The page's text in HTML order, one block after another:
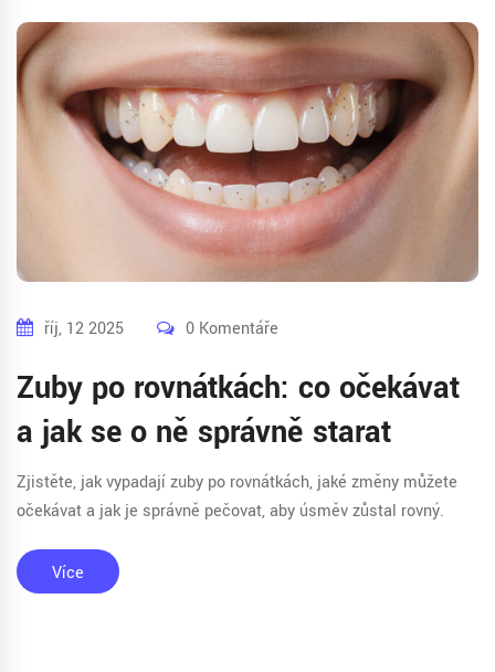
říj, 12 2025 0 Komentáře
Zuby po rovnátkách: co očekávat
a jak se o ně správně starat
Zjistěte, jak vypadají zuby po rovnátkách, jaké změny můžete
očekávat a jak je správně pečovat, aby úsměv zůstal rovný.
Více